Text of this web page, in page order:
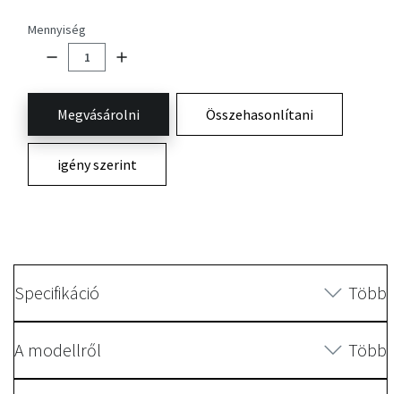
Mennyiség
Megvásárolni Összehasonlítani
igény szerint
Specifikáció Több
A modellről Több